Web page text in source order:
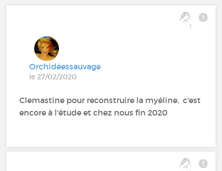
1
Orchidéessauvage
le 27/02/2020
Clemastine pour reconstruire la myéline, c'est
encore à l'étude et chez nous fin 2020